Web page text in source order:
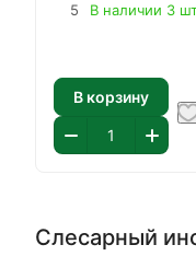
5 В наличии 3
В корзину
Слесарный